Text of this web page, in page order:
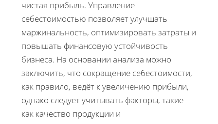
чистая прибыль. Управление
себестоимостью позволяет улучшать
маржинальность, оптимизировать затраты и
повышать финансовую устойчивость
бизнеса. На основании анализа можно
заключить, что сокращение себестоимости,
как правило, ведёт к увеличению прибыли,
однако следует учитывать факторы, такие
как качество продукции и